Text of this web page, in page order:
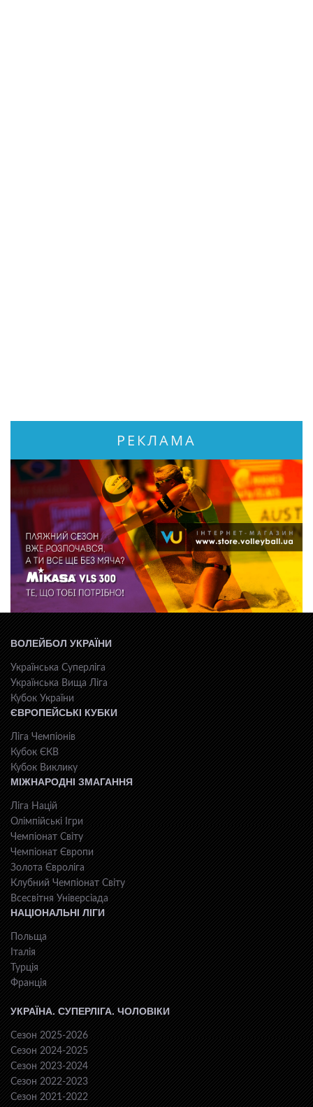
РЕКЛАМА
ВОЛЕЙБОЛ УКРАЇНИ
Українська Суперліга
Українська Вища Ліга
Кубок України
ЄВРОПЕЙСЬКІ КУБКИ
Ліга Чемпіонів
Кубок ЄКВ
Кубок Виклику
МІЖНАРОДНІ ЗМАГАННЯ
Ліга Націй
Олімпійські Ігри
Чемпіонат Світу
Чемпіонат Європи
Золота Євроліга
Клубний Чемпіонат Світу
Всесвiтня Унiверсiaда
НАЦІОНАЛЬНІ ЛІГИ
Польща
Італія
Турція
Франція
УКРАЇНА. СУПЕРЛІГА. ЧОЛОВІКИ
Сезон 2025-2026
Сезон 2024-2025
Сезон 2023-2024
Сезон 2022-2023
Сезон 2021-2022